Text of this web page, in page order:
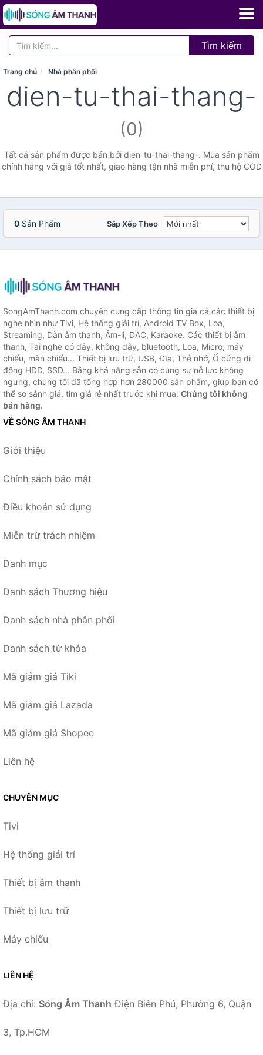
Tìm kiếm
Trang chủ Nhà phân phối
dien-tu-thai-thang-
(0)
Tất cả sản phẩm được bán bởi dien-tu-thai-thang-. Mua sản phẩm
chính hãng với giá tốt nhất, giao hàng tận nhà miễn phí, thu hộ COD
0 Sản Phẩm Sắp Xếp Theo
SongAmThanh.com chuyên cung cấp thông tin giá cả các thiết bị
nghe nhìn như Tivi, Hệ thống giải trí, Android TV Box, Loa,
Streaming, Dàn âm thanh, Âm-li, DAC, Karaoke. Các thiết bị âm
thanh, Tai nghe có dây, không dây, bluetooth, Loa, Micro, máy
chiếu, màn chiếu... Thiết bị lưu trữ, USB, Đĩa, Thẻ nhớ, Ổ cứng di
động HDD, SSD... Bằng khả năng sẵn có cùng sự nỗ lực không
ngừng, chúng tôi đã tổng hợp hơn 280000 sản phẩm, giúp bạn có
thể so sánh giá, tìm giá rẻ nhất trước khi mua. Chúng tôi không
bán hàng.
VỀ SÓNG ÂM THANH
Giới thiệu
Chính sách bảo mật
Điều khoản sử dụng
Miễn trừ trách nhiệm
Danh mục
Danh sách Thương hiệu
Danh sách nhà phân phối
Danh sách từ khóa
Mã giảm giá Tiki
Mã giảm giá Lazada
Mã giảm giá Shopee
Liên hệ
CHUYÊN MỤC
Tivi
Hệ thống giải trí
Thiết bị âm thanh
Thiết bị lưu trữ
Máy chiếu
LIÊN HỆ
Địa chỉ: Sóng Âm Thanh Điện Biên Phủ, Phường 6, Quận
3, Tp.HCM